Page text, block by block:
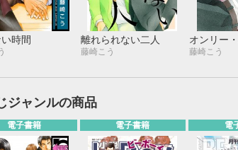
時間 離れられない二人
藤崎こう
オンリー
藤崎こう
ジャンルの商品
電子書籍 電子書籍 電
9月
1 2 3
15 16 17 18
19
22 23 24 25
26
11
12
19